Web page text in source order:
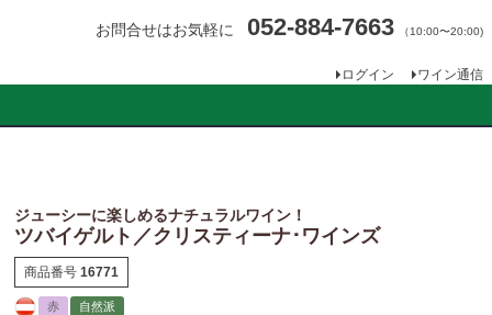
お問合せはお気軽に 052-884-7663 （10:00〜20:00)
ログイン ワイン通信
ジューシーに楽しめるナチュラルワイン！
ツバイゲルト／クリスティーナ･ワインズ
商品番号 16771
赤
自然派